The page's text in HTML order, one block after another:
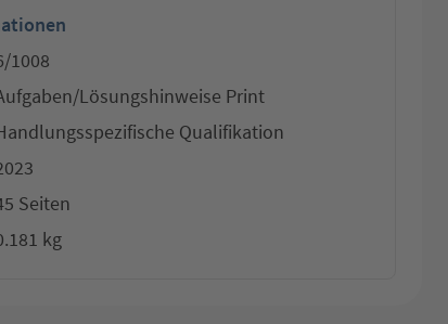
1008
Lösungshinweise Print
Qualifikation
Seiten
kg